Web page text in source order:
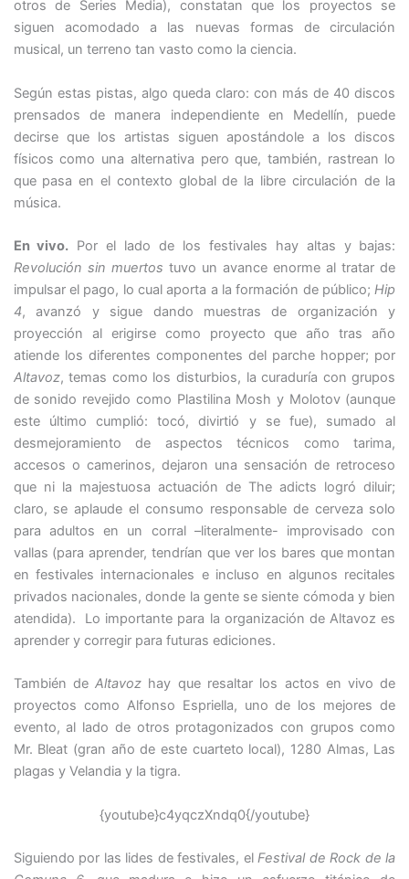
otros de Series Media), constatan que los proyectos se
siguen acomodado a las nuevas formas de circulación
musical, un terreno tan vasto como la ciencia.
Según estas pistas, algo queda claro: con más de 40 discos
prensados de manera independiente en Medellín, puede
decirse que los artistas siguen apostándole a los discos
físicos como una alternativa pero que, también, rastrean lo
que pasa en el contexto global de la libre circulación de la
música.
En vivo. Por el lado de los festivales hay altas y bajas:
Revolución sin muertos tuvo un avance enorme al tratar de
impulsar el pago, lo cual aporta a la formación de público;Hip
4, avanzó y sigue dando muestras de organización y
proyección al erigirse como proyecto que año tras año
atiende los diferentes componentes del parche hopper; por
Altavoz, temas como los disturbios, la curaduría con grupos
de sonido revejido como Plastilina Mosh y Molotov (aunque
este último cumplió: tocó, divirtió y se fue), sumado al
desmejoramiento de aspectos técnicos como tarima,
accesos o camerinos, dejaron una sensación de retroceso
que ni la majestuosa actuación de The adicts logró diluir;
claro, se aplaude el consumo responsable de cerveza solo
para adultos en un corral –literalmente- improvisado con
vallas (para aprender, tendrían que ver los bares que montan
en festivales internacionales e incluso en algunos recitales
privados nacionales, donde la gente se siente cómoda y bien
atendida). Lo importante para la organización de Altavoz es
aprender y corregir para futuras ediciones.
También deAltavoz hay que resaltar los actos en vivo de
proyectos como Alfonso Espriella, uno de los mejores de
evento, al lado de otros protagonizados con grupos como
Mr. Bleat (gran año de este cuarteto local), 1280 Almas, Las
plagas y Velandia y la tigra.
{youtube}c4yqczXndq0{/youtube}
Siguiendo por las lides de festivales, elFestival de Rock de la